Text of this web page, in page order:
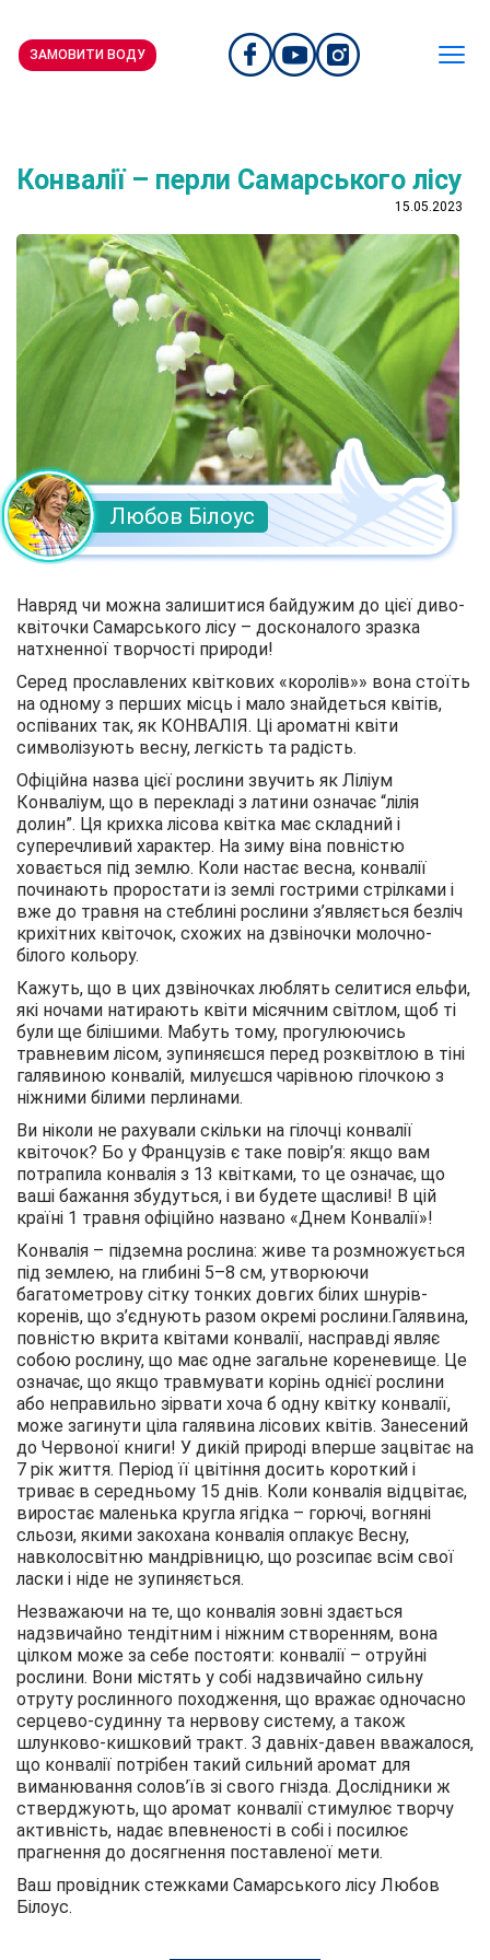
ЗАМОВИТИ ВОДУ
Конвалії – перли Самарського лісу
15.05.2023
Любов Білоус
Навряд чи можна залишитися байдужим до цієї диво-
квіточки Самарського лісу – досконалого зразка
натхненної творчості природи!
Серед прославлених квіткових «королів»» вона стоїть
на одному з перших місць і мало знайдеться квітів,
оспіваних так, як КОНВАЛІЯ. Ці ароматні квіти
символізують весну, легкість та радість.
Офіційна назва цієї рослини звучить як Ліліум
Конваліум, що в перекладі з латини означає “лілія
долин”. Ця крихка лісова квітка має складний і
суперечливий характер. На зиму віна повністю
ховається під землю. Коли настає весна, конвалії
починають проростати із землі гострими стрілками і
вже до травня на стеблині рослини з’являється безліч
крихітних квіточок, схожих на дзвіночки молочно-
білого кольору.
Кажуть, що в цих дзвіночках люблять селитися ельфи,
які ночами натирають квіти місячним світлом, щоб ті
були ще білішими. Мабуть тому, прогулюючись
травневим лісом, зупиняєшся перед розквітлою в тіні
галявиною конвалій, милуєшся чарівною гілочкою з
ніжними білими перлинами.
Ви ніколи не рахували скільки на гілочці конвалії
квіточок? Бо у Французів є таке повір’я: якщо вам
потрапила конвалія з 13 квітками, то це означає, що
ваші бажання збудуться, і ви будете щасливі! В цій
країні 1 травня офіційно названо «Днем Конвалії»!
Конвалія – підземна рослина: живе та розмножується
під землею, на глибині 5–8 см, утворюючи
багатометрову сітку тонких довгих білих шнурів-
коренів, що з’єднують разом окремі рослини.Галявина,
повністю вкрита квітами конвалії, насправді являє
собою рослину, що має одне загальне кореневище. Це
означає, що якщо травмувати корінь однієї рослини
або неправильно зірвати хоча б одну квітку конвалії,
може загинути ціла галявина лісових квітів. Занесений
до Червоної книги! У дикій природі вперше зацвітає на
7 рік життя. Період її цвітіння досить короткий і
триває в середньому 15 днів. Коли конвалія відцвітає,
виростає маленька кругла ягідка – горючі, вогняні
сльози, якими закохана конвалія оплакує Весну,
навколосвітню мандрівницю, що розсипає всім свої
ласки і ніде не зупиняється.
Незважаючи на те, що конвалія зовні здається
надзвичайно тендітним і ніжним створенням, вона
цілком може за себе постояти: конвалії – отруйні
рослини. Вони містять у собі надзвичайно сильну
отруту рослинного походження, що вражає одночасно
серцево-судинну та нервову систему, а також
шлунково-кишковий тракт. З давніх-давен вважалося,
що конвалії потрібен такий сильний аромат для
виманювання солов’їв зі свого гнізда. Дослідники ж
стверджують, що аромат конвалії стимулює творчу
активність, надає впевненості в собі і посилює
прагнення до досягнення поставленої мети.
Ваш провідник стежками Самарського лісу Любов
Білоус.